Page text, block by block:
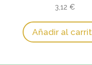
3,12€
Añadir al